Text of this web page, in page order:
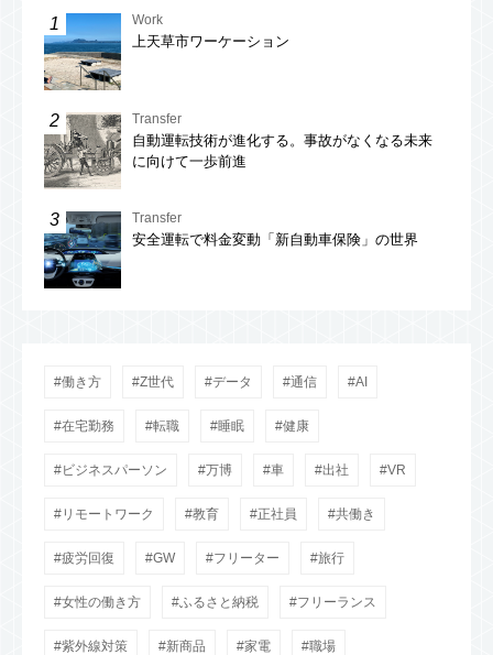
Work
上天草市ワーケーション
Transfer
自動運転技術が進化する。事故がなくなる未来
に向けて一歩前進
Transfer
安全運転で料金変動「新自動車保険」の世界
働き方 Z世代 データ 通信 AI
在宅勤務 転職 睡眠 健康
ビジネスパーソン 万博 車 出社 VR
リモートワーク 教育 正社員 共働き
疲労回復 GW フリーター 旅行
女性の働き方 ふるさと納税 フリーランス
紫外線対策 新商品 家電 職場